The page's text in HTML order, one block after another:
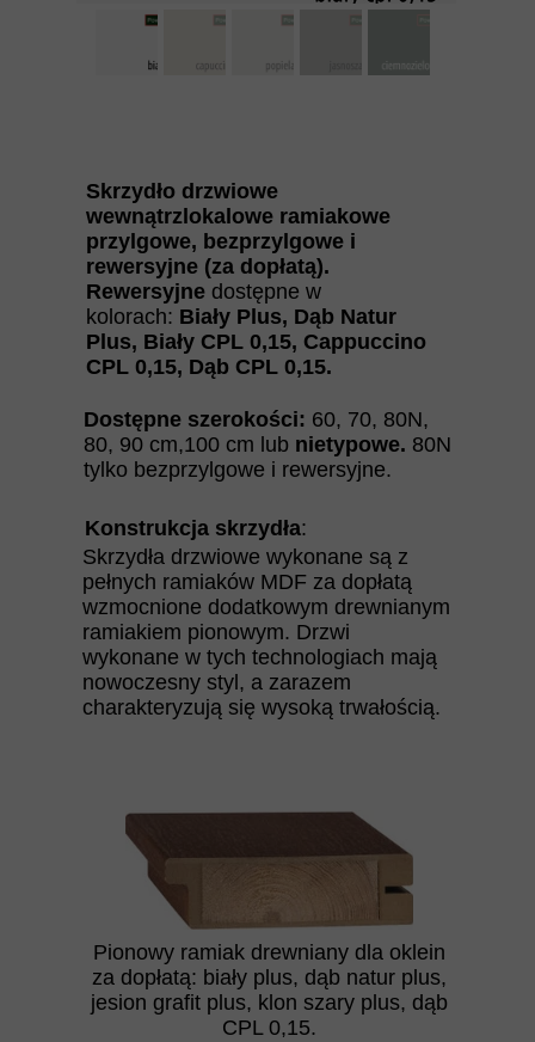
Skrzydła drzwiowe wykonane są z
pełnych ramiaków MDF za dopłatą
wzmocnione dodatkowym drewnianym
ramiakiem pionowym. Drzwi
wykonane w tych technologiach mają
nowoczesny styl, a zarazem
charakteryzują się wysoką trwałością.
Konstrukcja skrzydła:
Pionowy ramiak drewniany dla oklein
za dopłatą: biały plus, dąb natur plus,
jesion grafit plus, klon szary plus, dąb
CPL 0,15.
Skrzydło drzwiowe
wewnątrzlokalowe ramiakowe
przylgowe, bezprzylgowe i
rewersyjne (za dopłatą).
Rewersyjne dostępne w
kolorach: Biały Plus, Dąb Natur
Plus, Biały CPL 0,15, Cappuccino
CPL 0,15, Dąb CPL 0,15.
Dostępne szerokości: 60, 70, 80N,
80, 90 cm,100 cm lub nietypowe. 80N
tylko bezprzylgowe i rewersyjne.